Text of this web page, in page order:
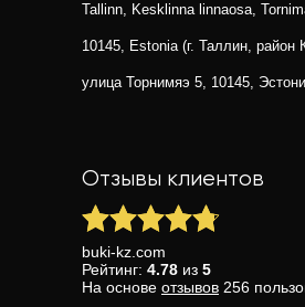
Tallinn, Kesklinna linnaosa,
10145, Estonia (г. Таллин, район
улица Торнимяэ 5, 10145,
Отзывы клиентов
buki-kz.com
Рейтинг: 4.78 из 5
На основе отзывов 256